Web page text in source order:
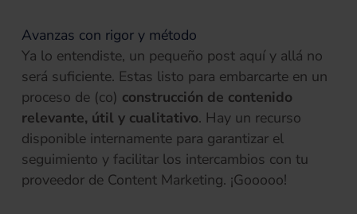
Avanzas con rigor y método
Ya lo entendiste, un pequeño post aquí y allá no
será suficiente. Estas listo para embarcarte en un
proceso de (co) construcción de contenido
relevante, útil y cualitativo. Hay un recurso
disponible internamente para garantizar el
seguimiento y facilitar los intercambios con tu
proveedor de Content Marketing. ¡Gooooo!